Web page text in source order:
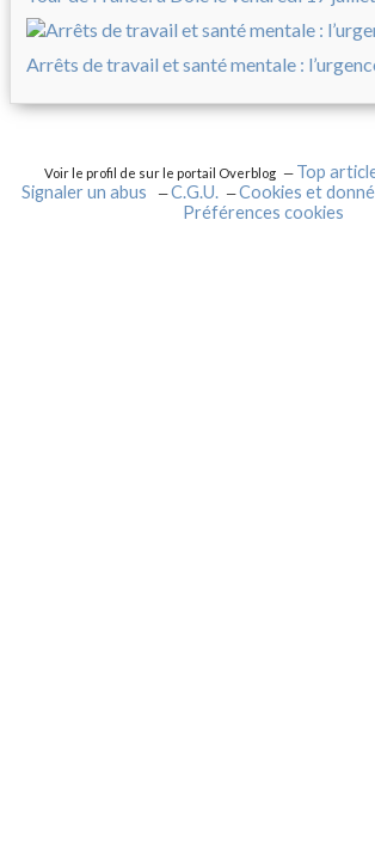
Arrêts de travail et santé mentale :
Voir le profil de sur le portail Overblog Top
Signaler un abus
C.G.U.
Cookies et
Préférences cookies